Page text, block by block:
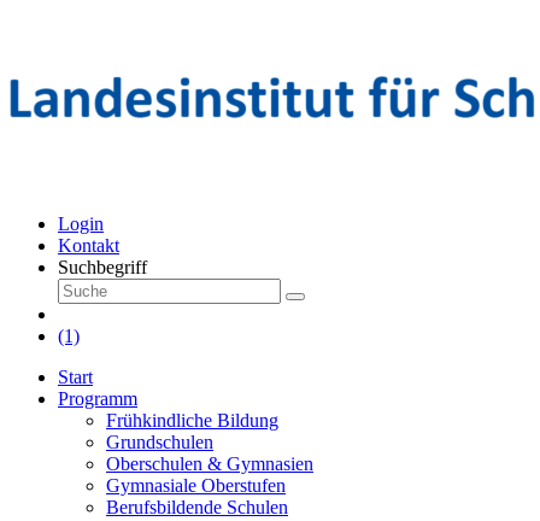
Login
Kontakt
Suchbegriff
(1)
Start
Programm
Frühkindliche Bildung
Grundschulen
Oberschulen & Gymnasien
Gymnasiale Oberstufen
Berufsbildende Schulen